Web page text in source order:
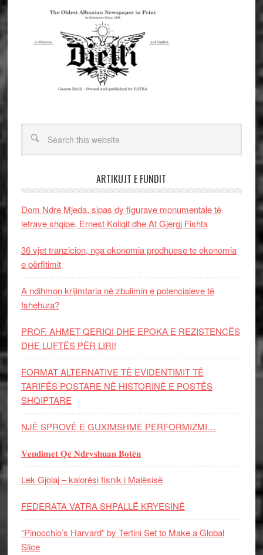
ARTIKUJT E FUNDIT
Dom Ndre Mjeda, sipas dy figurave monumentale të
letrave shqipe, Ernest Koliqit dhe At Gjergj Fishta
36 vjet tranzicion, nga ekonomia prodhuese te ekonomia
e përfitimit
A ndihmon krijimtaria në zbulimin e potencialeve të
fshehura?
PROF. AHMET QERIQI DHE EPOKA E REZISTENCЁS
DHE LUFTЁS PЁR LIRI!
FORMAT ALTERNATIVE TË EVIDENTIMIT TË
TARIFËS POSTARE NË HISTORINË E POSTËS
SHQIPTARE
NJË SPROVË E GUXIMSHME PERFORMIZMI…
𝐕𝐞𝐧𝐝𝐢𝐦𝐞𝐭 𝐐𝐞̈ 𝐍𝐝𝐫𝐲𝐬𝐡𝐮𝐚𝐧 𝐁𝐨𝐭𝐞̈𝐧
Lek Gjolaj – kalorësi fisnik i Malësisë
FEDERATA VATRA SHPALLË KRYESINË
“Pinocchio’s Harvard” by Tertini Set to Make a Global
Slice